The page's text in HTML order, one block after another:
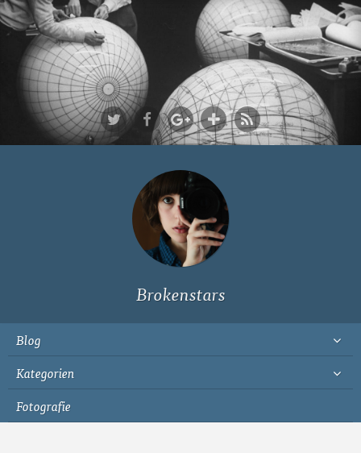
Ich bin Fyn,
23, und
wohne in
Köln
Brokenstars
Blog
Kategorien
Fotografie